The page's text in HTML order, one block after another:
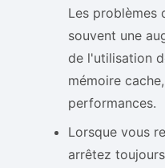
Les problèmes
souvent une
de l'utilisation
mémoire
performances.
Lorsque vous
arrêtez